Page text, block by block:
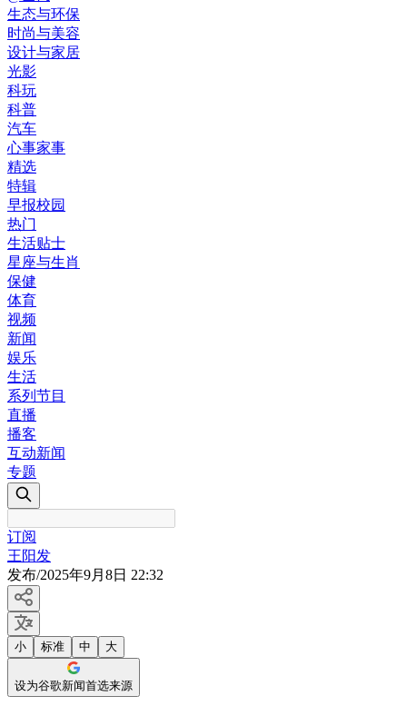
生态与环保
时尚与美容
设计与家居
光影
科玩
科普
汽车
心事家事
精选
特辑
早报校园
热门
生活贴士
星座与生肖
保健
体育
视频
新闻
娱乐
生活
系列节目
直播
播客
互动新闻
专题
订阅
王阳发
发布/2025年9月8日 22:32
小 标准 中 大
设为谷歌新闻首选来源